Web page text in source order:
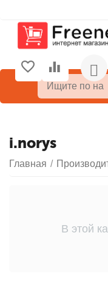
i.norys
Главная /
В этой